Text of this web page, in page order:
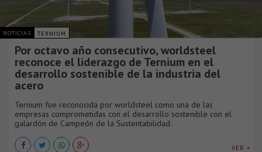
NOTICIAS TERNIUM
Por octavo año consecutivo, worldsteel
reconoce el liderazgo de Ternium en el
desarrollo sostenible de la industria del
acero
Ternium fue reconocida por worldsteel como una de las
empresas comprometidas con el desarrollo sostenible con el
galardón de Campeón de la Sustentabilidad.
VER +